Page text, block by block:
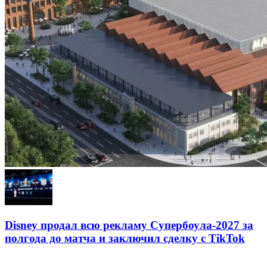
Disney продал всю рекламу Супербоула-2027 за
полгода до матча и заключил сделку с TikTok